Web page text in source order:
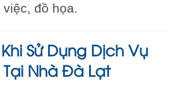
đồ họa.
Sử Dụng Dịch Vụ
Nhà Đà Lạt